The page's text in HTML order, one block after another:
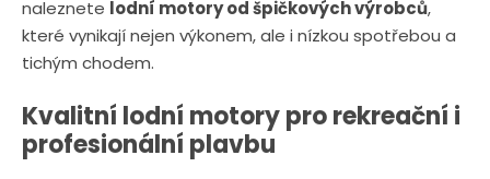
naleznete lodní motory od špičkových výrobců,
které vynikají nejen výkonem, ale i nízkou spotřebou a
tichým chodem.
Kvalitní lodní motory pro rekreační i
profesionální plavbu